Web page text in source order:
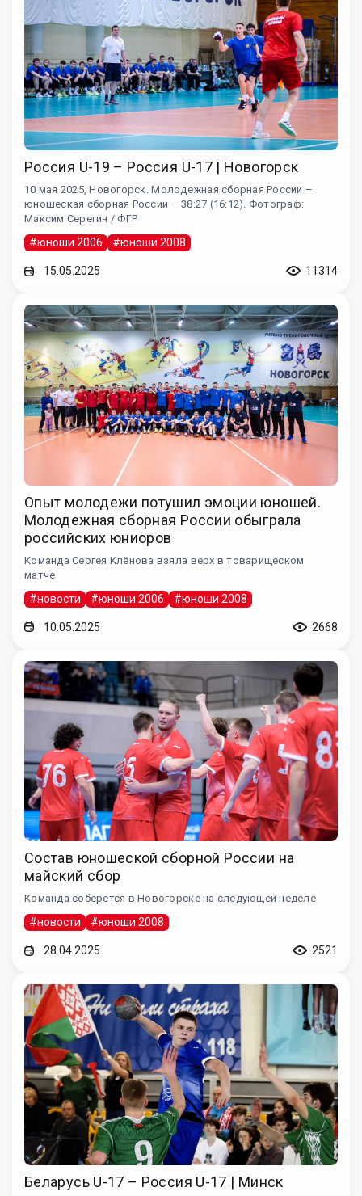
Россия U-19 – Россия U-17 | Новогорск
10 мая 2025, Новогорск. Молодежная сборная России –
юношеская сборная России – 38:27 (16:12). Фотограф:
Максим Серегин / ФГР
#юноши 2006 #юноши 2008
15.05.2025 11314
Опыт молодежи потушил эмоции юношей.
Молодежная сборная России обыграла
российских юниоров
Команда Сергея Клёнова взяла верх в товарищеском
матче
#новости #юноши 2006 #юноши 2008
10.05.2025 2668
Состав юношеской сборной России на
майский сбор
Команда соберется в Новогорске на следующей неделе
#новости #юноши 2008
28.04.2025 2521
Беларусь U-17 – Россия U-17 | Минск